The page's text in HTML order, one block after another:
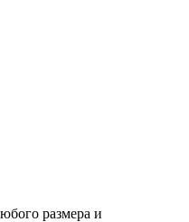
размера и